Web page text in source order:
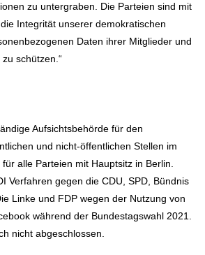
zu untergraben. Die Parteien sind mit
Integrität unserer demokratischen
Daten ihrer Mitglieder und
schützen.“
Aufsichtsbehörde für den
und nicht-öffentlichen Stellen im
alle Parteien mit Hauptsitz in Berlin.
Verfahren gegen die CDU, SPD, Bündnis
Linke und FDP wegen der Nutzung von
während der Bundestagswahl 2021.
nicht abgeschlossen.